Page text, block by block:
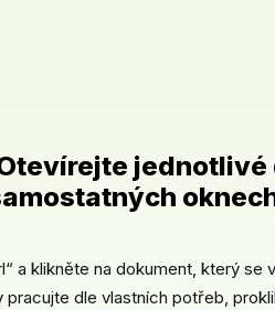
jednotlivé
a klikněte na dokument, který se
pracujte dle vlastních potřeb,